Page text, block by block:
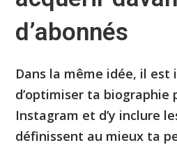
d’abonnés
Dans la même idée, il
d’optimiser ta biographie
Instagram et d’y inclure
définissent au mieux ta